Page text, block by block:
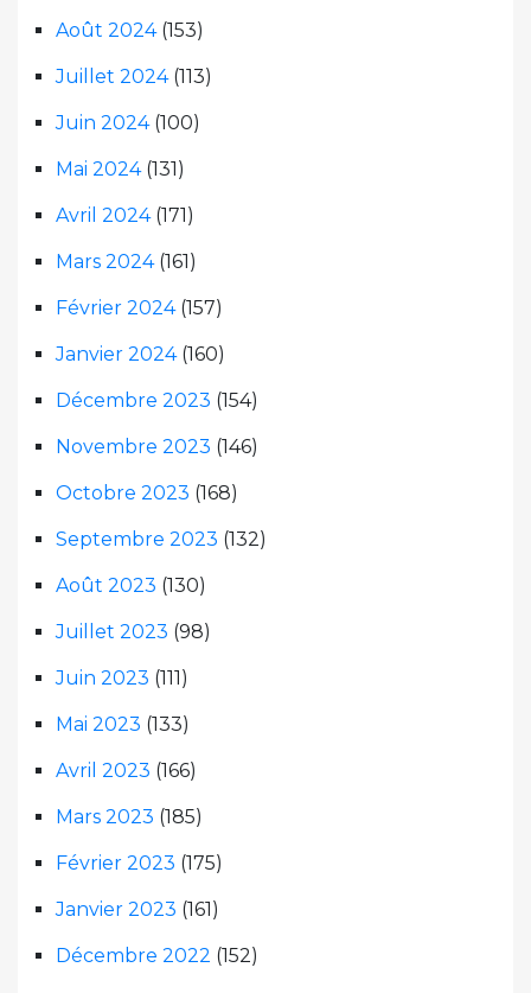
Août 2024(153)
Juillet 2024(113)
Juin 2024(100)
Mai 2024(131)
Avril 2024(171)
Mars 2024(161)
Février 2024(157)
Janvier 2024(160)
Décembre 2023 (154)
Novembre 2023 (146)
Octobre 2023 (168)
Septembre 2023 (132)
Août 2023 (130)
Juillet 2023 (98)
Juin 2023 (111)
Mai 2023 (133)
Avril 2023 (166)
Mars 2023 (185)
Février 2023 (175)
Janvier 2023 (161)
Décembre 2022 (152)